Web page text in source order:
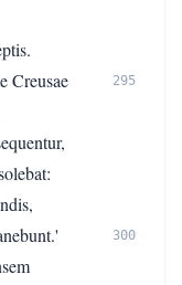
Creusae
295
300